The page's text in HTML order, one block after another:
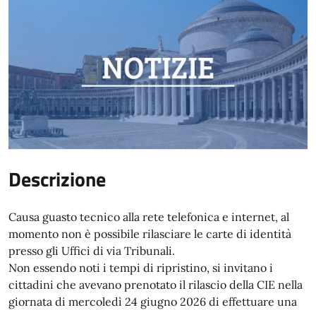
Descrizione
Causa guasto tecnico alla rete telefonica e internet, al
momento non è possibile rilasciare le carte di identità
presso gli Uffici di via Tribunali.
Non essendo noti i tempi di ripristino, si invitano i
cittadini che avevano prenotato il rilascio della CIE nella
giornata di mercoledì 24 giugno 2026 di effettuare una